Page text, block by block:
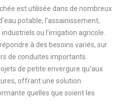
est utilisée dans de nombreux
potable, l’assainissement,
ou l’irrigation agricole.
à des besoins variés, sur
de conduites importants.
de petite envergure qu’aux
offrant une solution
quelles que soient les